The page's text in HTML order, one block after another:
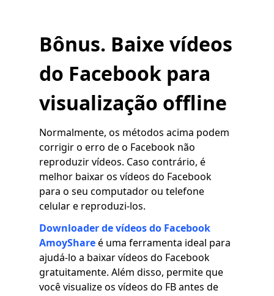
Bônus. Baixe vídeos
do Facebook para
visualização offline
Normalmente, os métodos acima podem
corrigir o erro de o Facebook não
reproduzir vídeos. Caso contrário, é
melhor baixar os vídeos do Facebook
para o seu computador ou telefone
celular e reproduzi-los.
Downloader de vídeos do Facebook
AmoyShareé uma ferramenta ideal para
ajudá-lo a baixar vídeos do Facebook
gratuitamente. Além disso, permite que
você visualize os vídeos do FB antes de